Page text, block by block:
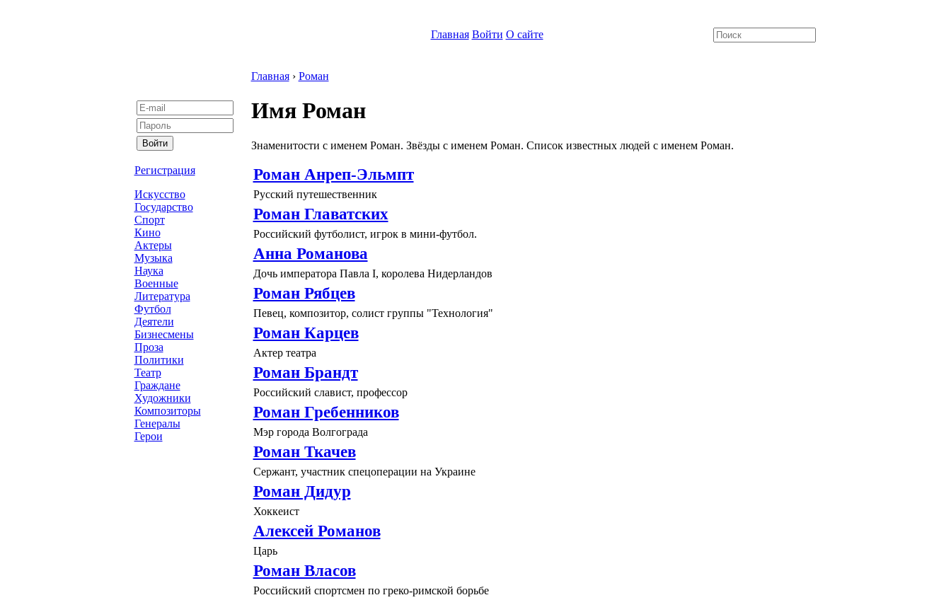
Главная Войти О сайте
Регистрация
Искусство
Государство
Спорт
Кино
Актеры
Музыка
Наука
Военные
Литература
Футбол
Деятели
Бизнесмены
Проза
Политики
Театр
Граждане
Художники
Композиторы
Генералы
Герои
Главная› Роман
Имя Роман
Знаменитости с именем Роман. Звёзды с именем Роман. Список известных людей с именем Роман.
Роман Анреп-Эльмпт
Русский путешественник
Роман Главатских
Российский футболист, игрок в мини-футбол.
Анна Романова
Дочь императора Павла I, королева Нидерландов
Роман Рябцев
Певец, композитор, солист группы "Технология"
Роман Карцев
Актер театра
Роман Брандт
Российский славист, профессор
Роман Гребенников
Мэр города Волгограда
Роман Ткачев
Сержант, участник спецоперации на Украине
Роман Дидур
Хоккеист
Алексей Романов
Царь
Роман Власов
Российский спортсмен по греко-римской борьбе